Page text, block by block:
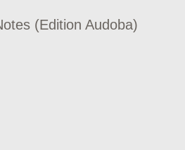
(Edition Audoba)